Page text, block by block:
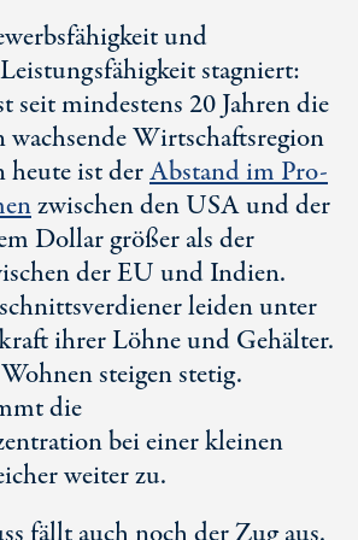
und
stagniert:
seit mindestens 20 Jahrendie
wachsende Wirtschaftsregion
heute ist derAbstand im Pro-
zwischen den USA und der
Dollar größer als der
der EU und Indien.
leiden unter
ihrer Löhne und Gehälter.
steigen stetig.
die
bei einer kleinen
weiter zu.